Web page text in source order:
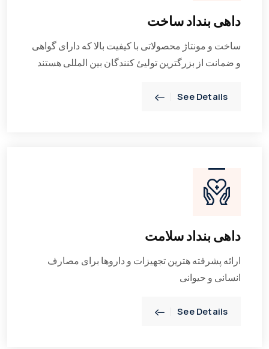
داهی بنداد ساخت
ساخت و مونتاژ محصولاتی با کیفیت بالا که دارای گواهی
و ضمانت از بزرگترین تولیئ کنندگان بین المللی هستند
See Details
داهی بنداد سلامت
ارائه پشرفته هترین تجهیزات و داروها برای مصارف
انسانی و حیوانی
See Details